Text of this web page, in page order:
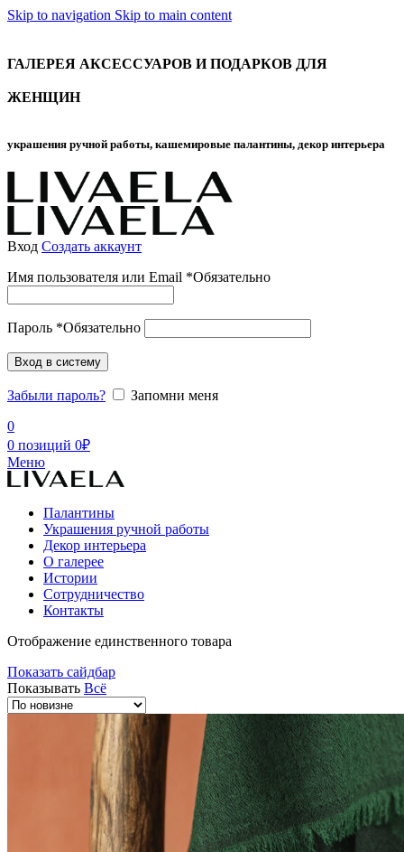
Skip to navigation Skip to main content
ГАЛЕРЕЯ АКСЕССУАРОВ И ПОДАРКОВ ДЛЯ
ЖЕНЩИН
украшения ручной работы, кашемировые палантины, декор интерьера
Вход Создать аккаунт
Имя пользователя или Email *Обязательно
Пароль *Обязательно
Вход в систему
Забыли пароль?
Запомни меня
0
0 позиций 0₽
Меню
Палантины
Украшения ручной работы
Декор интерьера
О галерее
Истории
Сотрудничество
Контакты
Отображение единственного товара
Показать сайдбар
Показывать Всё